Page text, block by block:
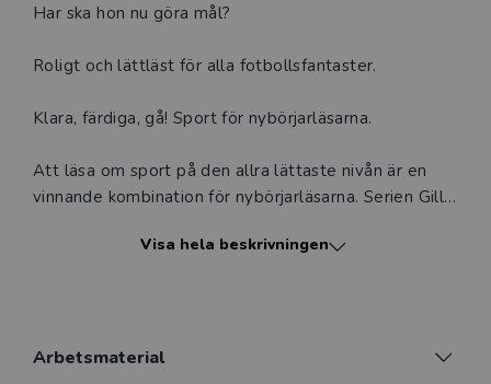
Har ska hon nu göra mål?
Roligt och lättläst för alla fotbollsfantaster.
Klara, färdiga, gå! Sport för nybörjarläsarna.
Att läsa om sport på den allra lättaste nivån är en
vinnande kombination för nybörjarläsarna. Serien Gilla
meningar och några få rader per sida. Ett utmärkt val
Mål eller inte, alla som läser Gilla sport blir en
Visa hela beskrivningen
Arbetsmaterial